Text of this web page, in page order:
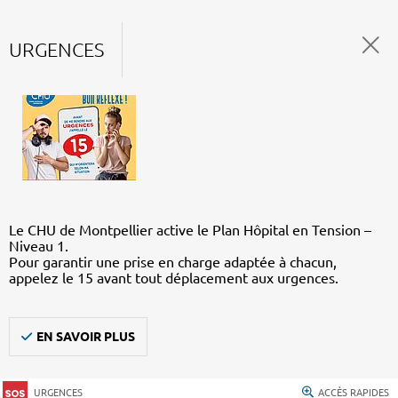
URGENCES
Le CHU de Montpellier active le Plan Hôpital en Tension –
Niveau 1.
Pour garantir une prise en charge adaptée à chacun,
appelez le 15 avant tout déplacement aux urgences.
EN SAVOIR PLUS
URGENCES ACCÈS RAPIDES